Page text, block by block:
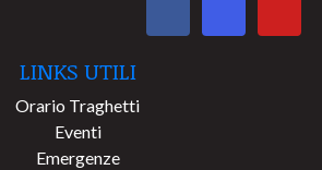
LINKS UTILI
Orario Traghetti
Eventi
Emergenze